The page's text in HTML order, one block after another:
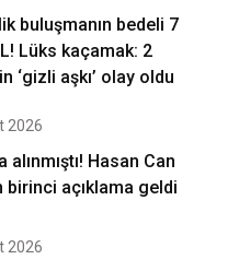
buluşmanın bedeli 7
Lüks kaçamak: 2
‘gizli aşkı’ olay oldu
2026
alınmıştı! Hasan Can
birinci açıklama geldi
2026